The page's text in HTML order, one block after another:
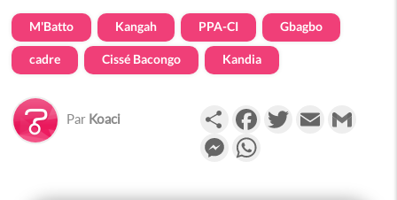
M'Batto Kangah PPA-CI Gbagbo
cadre Cissé Bacongo Kandia
Par Koaci PartagerFacebookTwitterEmail
Messenger